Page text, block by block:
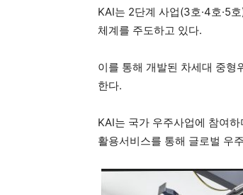
KAI는 2단계 사업(3호·4호·5
체계를 주도하고 있다.
이를 통해 개발된 차세대 중형
한다.
KAI는 국가 우주사업에 참여
활용서비스를 통해 글로벌 우